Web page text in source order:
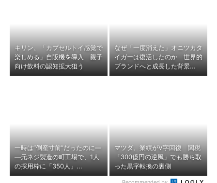
キリン、「カプセルトイ感覚で
楽しめる」自販機を導入 親子
向け飲料の認知拡大狙う
なぜ「一度消えた」オニツカタ
イガーは復活したのか 世界的
ブランドへと成長した背景...
一時は“倒産寸前”だったのに―
―元ネジ製造の町工場で、1人
の採用枠に「350人」...
マツダ、業績がV字回復 関税
「300億円の逆風」でも勝ち取
った黒字転換の裏側